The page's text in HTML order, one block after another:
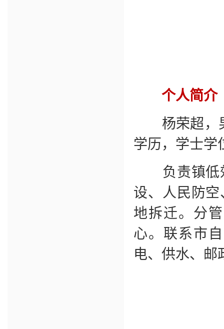
个人简介
杨荣超，男
学历，学士学
负责镇低效
设、人民防
地拆迁。分
心。联系市
电、供水、邮